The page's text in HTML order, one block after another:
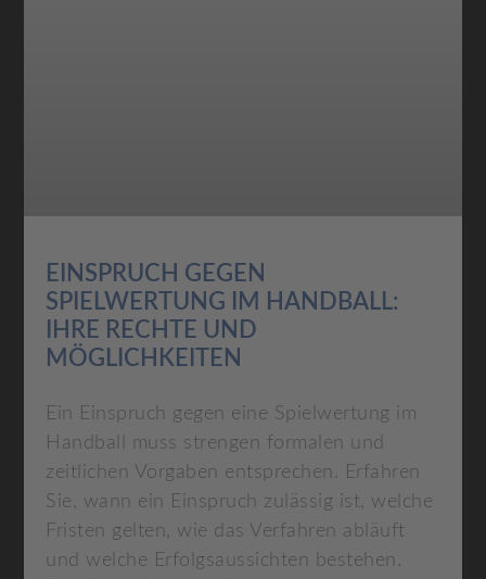
EINSPRUCH GEGEN
SPIELWERTUNG IM HANDBALL:
IHRE RECHTE UND
MÖGLICHKEITEN
Ein Einspruch gegen eine Spielwertung im
Handball muss strengen formalen und
zeitlichen Vorgaben entsprechen. Erfahren
Sie, wann ein Einspruch zulässig ist, welche
Fristen gelten, wie das Verfahren abläuft
und welche Erfolgsaussichten bestehen.